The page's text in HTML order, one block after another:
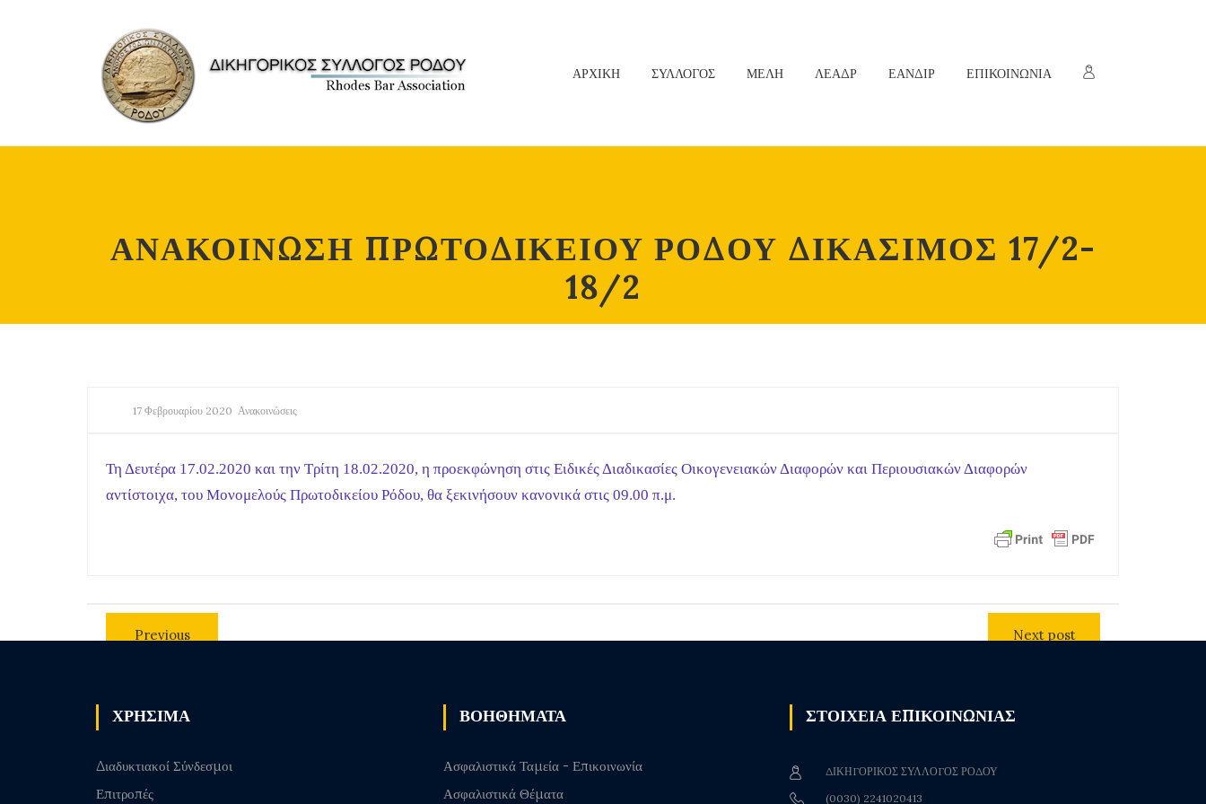
ΑΡΧΙΚΗ ΣΥΛΛΟΓΟΣ ΜΕΛΗ ΛΕΑΔΡ ΕΑΝΔΙΡ ΕΠΙΚΟΙΝΩΝΙΑ
ΑΝΑΚΟΙΝΩΣΗ ΠΡΩΤΟΔΙΚΕΙΟΥ ΡΟΔΟΥ ΔΙΚΑΣΙΜΟΣ 17/2-
18/2
17 Φεβρουαρίου 2020 Ανακοινώσεις
Τη Δευτέρα 17.02.2020 και την Τρίτη 18.02.2020, η προεκφώνηση στις Ειδικές Διαδικασίες Οικογενειακών Διαφορών και Περιουσιακών Διαφορών
αντίστοιχα, του Μονομελούς Πρωτοδικείου Ρόδου, θα ξεκινήσουν κανονικά στις 09.00 π.μ.
Previous
Next post
ΧΡΗΣΙΜΑ
Διαδυκτιακοί Σύνδεσμοι
Επιτροπές
ΒΟΗΘΗΜΑΤΑ
Ασφαλιστικά Ταμεία - Επικοινωνία
Ασφαλιστικά Θέματα
ΣΤΟΙΧΕΙΑ ΕΠΙΚΟΙΝΩΝΙΑΣ
ΔΙΚΗΓΟΡΙΚΟΣ ΣΥΛΛΟΓΟΣ ΡΟΔΟΥ
(0030) 2241020413